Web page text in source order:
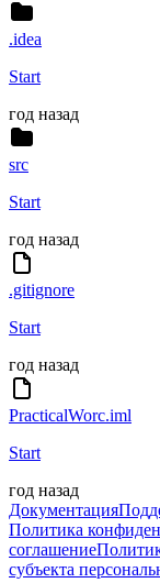
.idea
Start
год назад
src
Start
год назад
.gitignore
Start
год назад
PracticalWorc.iml
Start
год назад
Документация
Политика
соглашение
субъекта